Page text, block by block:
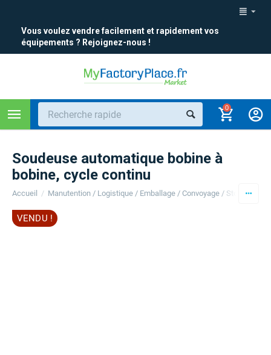
Vous voulez vendre facilement et rapidement vos
équipements ? Rejoignez-nous !
0
Soudeuse automatique bobine à
bobine, cycle continu
Accueil / Manutention / Logistique / Emballage / Convoyage / Stockage
VENDU !